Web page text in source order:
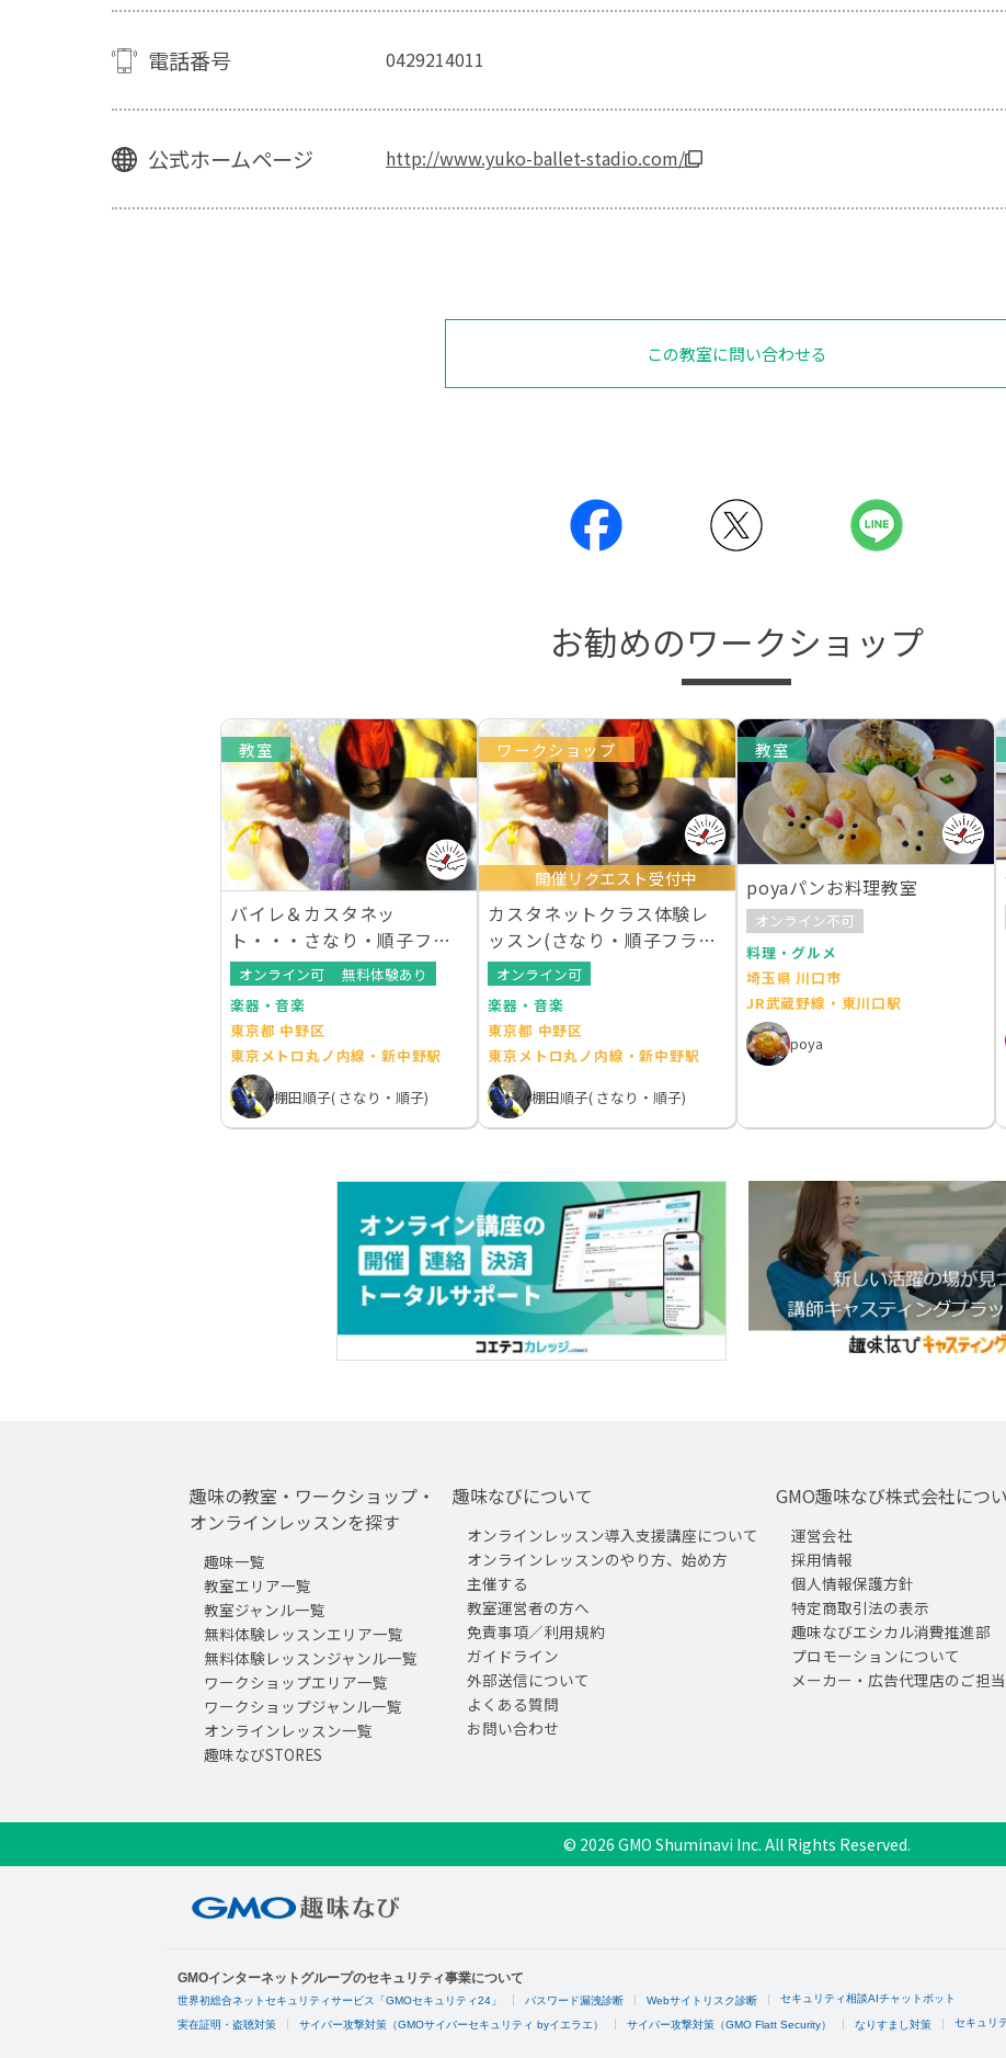
電話番号 0429214011
公式ホームページ http://www.yuko-ballet-stadio.com/
この教室に問い合わせる
お勧めのワークショップ
教室
バイレ＆カスタネッ
ト・・・さなり・順子フラ
メンコ教室 (中野教室)
オンライン可
無料体験あり
楽器・音楽
東京都 中野区
東京メトロ丸ノ内線・新中野駅
棚田順子( さなり・順子)
ワークショップ
開催リクエスト受付中
カスタネットクラス体験レ
ッスン(さなり・順子フラメ
ンコ教室)
オンライン可
楽器・音楽
東京都 中野区
東京メトロ丸ノ内線・新中野駅
棚田順子( さなり・順子)
教室
poyaパンお料理教室
オンライン不可
料理・グルメ
埼玉県 川口市
JR武蔵野線・東川口駅
poya
趣味の教室・ワークショップ・
オンラインレッスンを探す
趣味一覧
教室エリア一覧
教室ジャンル一覧
無料体験レッスンエリア一覧
無料体験レッスンジャンル一覧
ワークショップエリア一覧
ワークショップジャンル一覧
オンラインレッスン一覧
趣味なびSTORES
趣味なびについて
オンラインレッスン導入支援講座について
オンラインレッスンのやり方、始め方
主催する
教室運営者の方へ
免責事項／利用規約
ガイドライン
外部送信について
よくある質問
お問い合わせ
GMO趣味なび株式会社につ
運営会社
採用情報
個人情報保護方針
特定商取引法の表示
趣味なびエシカル消費推進部
プロモーションについて
メーカー・広告代理店のご担
© 2026 GMO Shuminavi Inc. All Rights Reserved.